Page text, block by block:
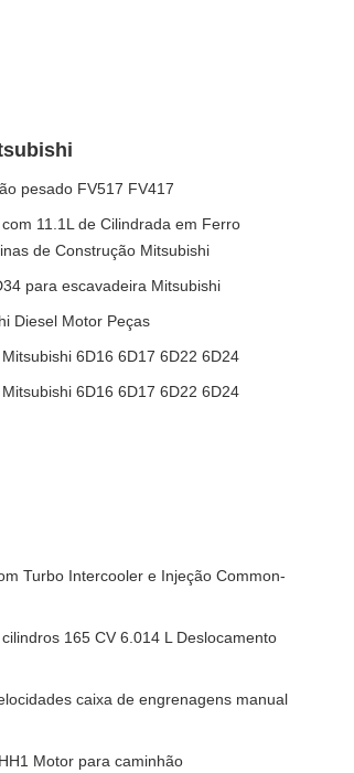
pesado FV517 FV417
11.1L de Cilindrada em Ferro
de Construção Mitsubishi
para escavadeira Mitsubishi
Diesel Motor Peças
6D16 6D17 6D22 6D24
6D16 6D17 6D22 6D24
Turbo Intercooler e Injeção Common-
165 CV 6.014 L Deslocamento
caixa de engrenagens manual
Motor para caminhão